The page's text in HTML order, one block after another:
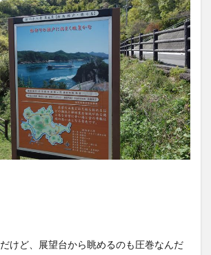
けど、展望台から眺めるのも圧巻なんだ